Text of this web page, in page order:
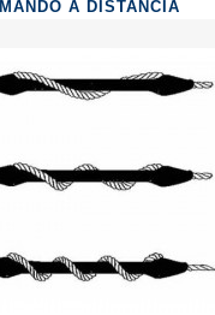
MANDO A DISTANCIA